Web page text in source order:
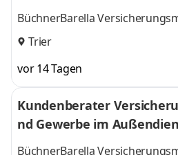
BüchnerBarella
GmbH
Trier
vor 14 Tagen
Kundenberater
nd Gewerbe im
BüchnerBarella